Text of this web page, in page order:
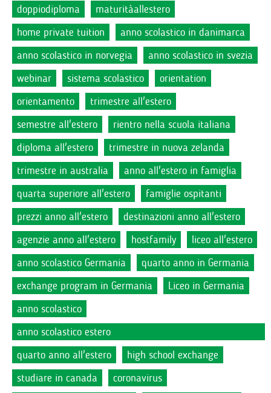
doppiodiploma
maturitàallestero
home private tuition
anno scolastico in danimarca
anno scolastico in norvegia
anno scolastico in svezia
webinar
sistema scolastico
orientation
orientamento
trimestre all'estero
semestre all'estero
rientro nella scuola italiana
diploma all'estero
trimestre in nuova zelanda
trimestre in australia
anno all'estero in famiglia
quarta superiore all'estero
famiglie ospitanti
prezzi anno all'estero
destinazioni anno all'estero
agenzie anno all'estero
hostfamily
liceo all'estero
anno scolastico Germania
quarto anno in Germania
exchange program in Germania
Liceo in Germania
anno scolastico
anno scolastico estero
quarto anno all'estero
high school exchange
studiare in canada
coronavirus